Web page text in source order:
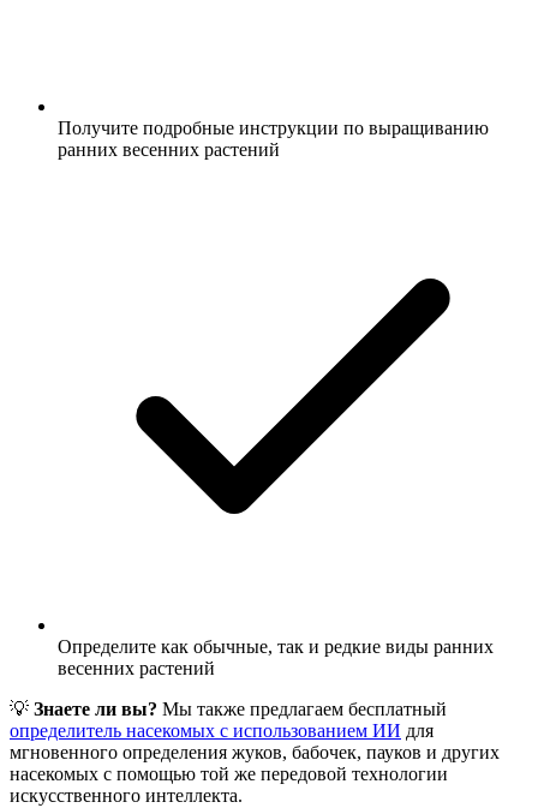
Получите подробные инструкции по выращиванию
ранних весенних растений
Определите как обычные, так и редкие виды ранних
весенних растений
💡 Знаете ли вы? Мы также предлагаем бесплатный
определитель насекомых с использованием ИИ для
мгновенного определения жуков, бабочек, пауков и других
насекомых с помощью той же передовой технологии
искусственного интеллекта.